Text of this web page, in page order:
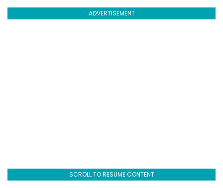
ADVERTISEMENT
SCROLL TO RESUME CONTENT